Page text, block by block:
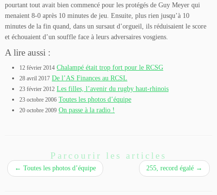
pourtant tout avait bien commencé pour les protégés de Guy Meyer qui
menaient 8-0 après 10 minutes de jeu. Ensuite, plus rien jusqu’à 10
minutes de la fin quand, dans un sursaut d’orgueil, ils réduisaient le score
et échouaient d’un souffle face à leurs adversaires vosgiens.
A lire aussi :
12 février 2014 Chalampé était trop fort pour le RCSG
28 avril 2017 De l’AS Finances au RCSL
23 février 2012 Les filles, l’avenir du rugby haut-rhinois
23 octobre 2006 Toutes les photos d’équipe
20 octobre 2009 On passe à la radio !
Parcourir les articles
← Toutes les photos d’équipe 255, record égalé →